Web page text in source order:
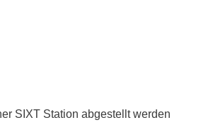
SIXT Station abgestellt werden